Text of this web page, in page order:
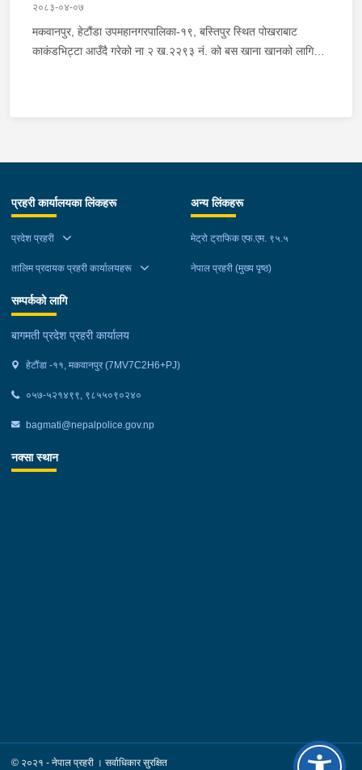
२०८३-०४-०७
मकवानपुर, हेटौंडा उपमहानगरपालिका-१९, बस्तिपुर स्थित पोखराबाट
काकंडभिट्टा आउँदै गरेको ना २ ख.२२९३ नं. को बस खाना खानको लागि
लागुऔषध गाँजा २६ किलोग्राम २० ग्राम फेला परेको । लागुऔषध सहित
समिर मोक्तान र सोहि हेटौंडा उपमहानगरपालिका-१९, बस्तिपुर बस्ने वर्ष
भईरहेको छ ।
प्रहरी कार्यालयका लिंकहरू
प्रदेश प्रहरी
तालिम प्रदायक प्रहरी कार्यालयहरू
अन्य लिंकहरू
मेट्रो ट्राफिक एफ.एम. ९५.५
नेपाल प्रहरी (मुख्य पृष्ठ)
सम्पर्कको लागि
बागमती प्रदेश प्रहरी कार्यालय
हेटौंडा -११, मकवानपुर (7MV7C2H6+PJ)
०५७-५२१४९९, ९८५५०९०२४०
bagmati@nepalpolice.gov.np
नक्सा स्थान
© २०२१ - नेपाल प्रहरी । सर्वाधिकार सुरक्षित